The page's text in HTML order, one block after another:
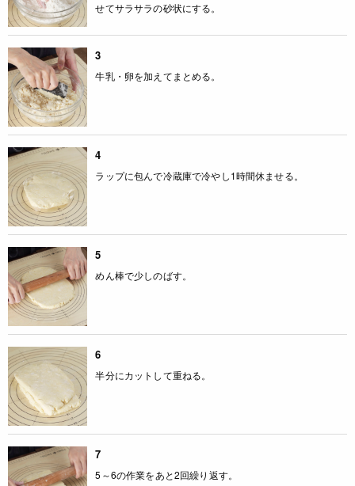
せてサラサラの砂状にする。
3
牛乳・卵を加えてまとめる。
4
ラップに包んで冷蔵庫で冷やし1時間休ませる。
5
めん棒で少しのばす。
6
半分にカットして重ねる。
7
5～6の作業をあと2回繰り返す。